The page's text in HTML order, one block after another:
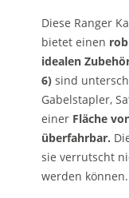
Diese Ranger
bietet einen
idealen
6) sind
Gabelstapler,
einer Fläche
überfahrbar.
sie verrutscht
werden können.